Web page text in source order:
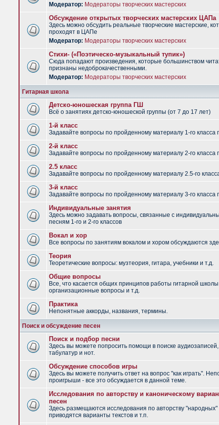
Модератор: Модераторы творческих мастерских
Обсуждение открытых творческих мастерских ЦАПа
Здесь можно обсудить реальные творческие мастерские,
проходят в ЦАПе
Модератор: Модераторы творческих мастерских
Стихи- («Поэтическо-музыкальный тупик»)
Сюда попадают произведения, которые большинством
признаны недоброкачественными.
Модератор: Модераторы творческих мастерских
Гитарная школа
Детско-юношеская группа ГШ
Всё о занятиях детско-юношеской группы (от 7 до 17 лет)
1-й класс
Задавайте вопросы по пройденному материалу 1-го класса
2-й класс
Задавайте вопросы по пройденному материалу 2-го класса
2.5 класс
Задавайте вопросы по пройденному материалу 2.5-го
3-й класс
Задавайте вопросы по пройденному материалу 3-го класса
Индивидуальные занятия
Здесь можно задавать вопросы, связанные с
песням 1-го и 2-го классов
Вокал и хор
Все вопросы по занятиям вокалом и хором обсуждаются
Теория
Теоретические вопросы: музтеория, гитара, учебники и т.д.
Общие вопросы
Все, что касается общих принципов работы гитарной
организационные вопросы и т.д.
Практика
Непонятные аккорды, названия, термины.
Поиск и обсуждение песен
Поиск и подбор песни
Здесь вы можете попросить помощи в поиске аудиозаписей,
табулатур и нот.
Обсуждение способов игры
Здесь вы можете получить ответ на вопрос "как играть".
проигрыши - все это обсуждается в данной теме.
Исследования по авторству и каноническому
песен
Здесь размещаются исследования по авторству "народных"
приводятся варианты текстов и т.п.